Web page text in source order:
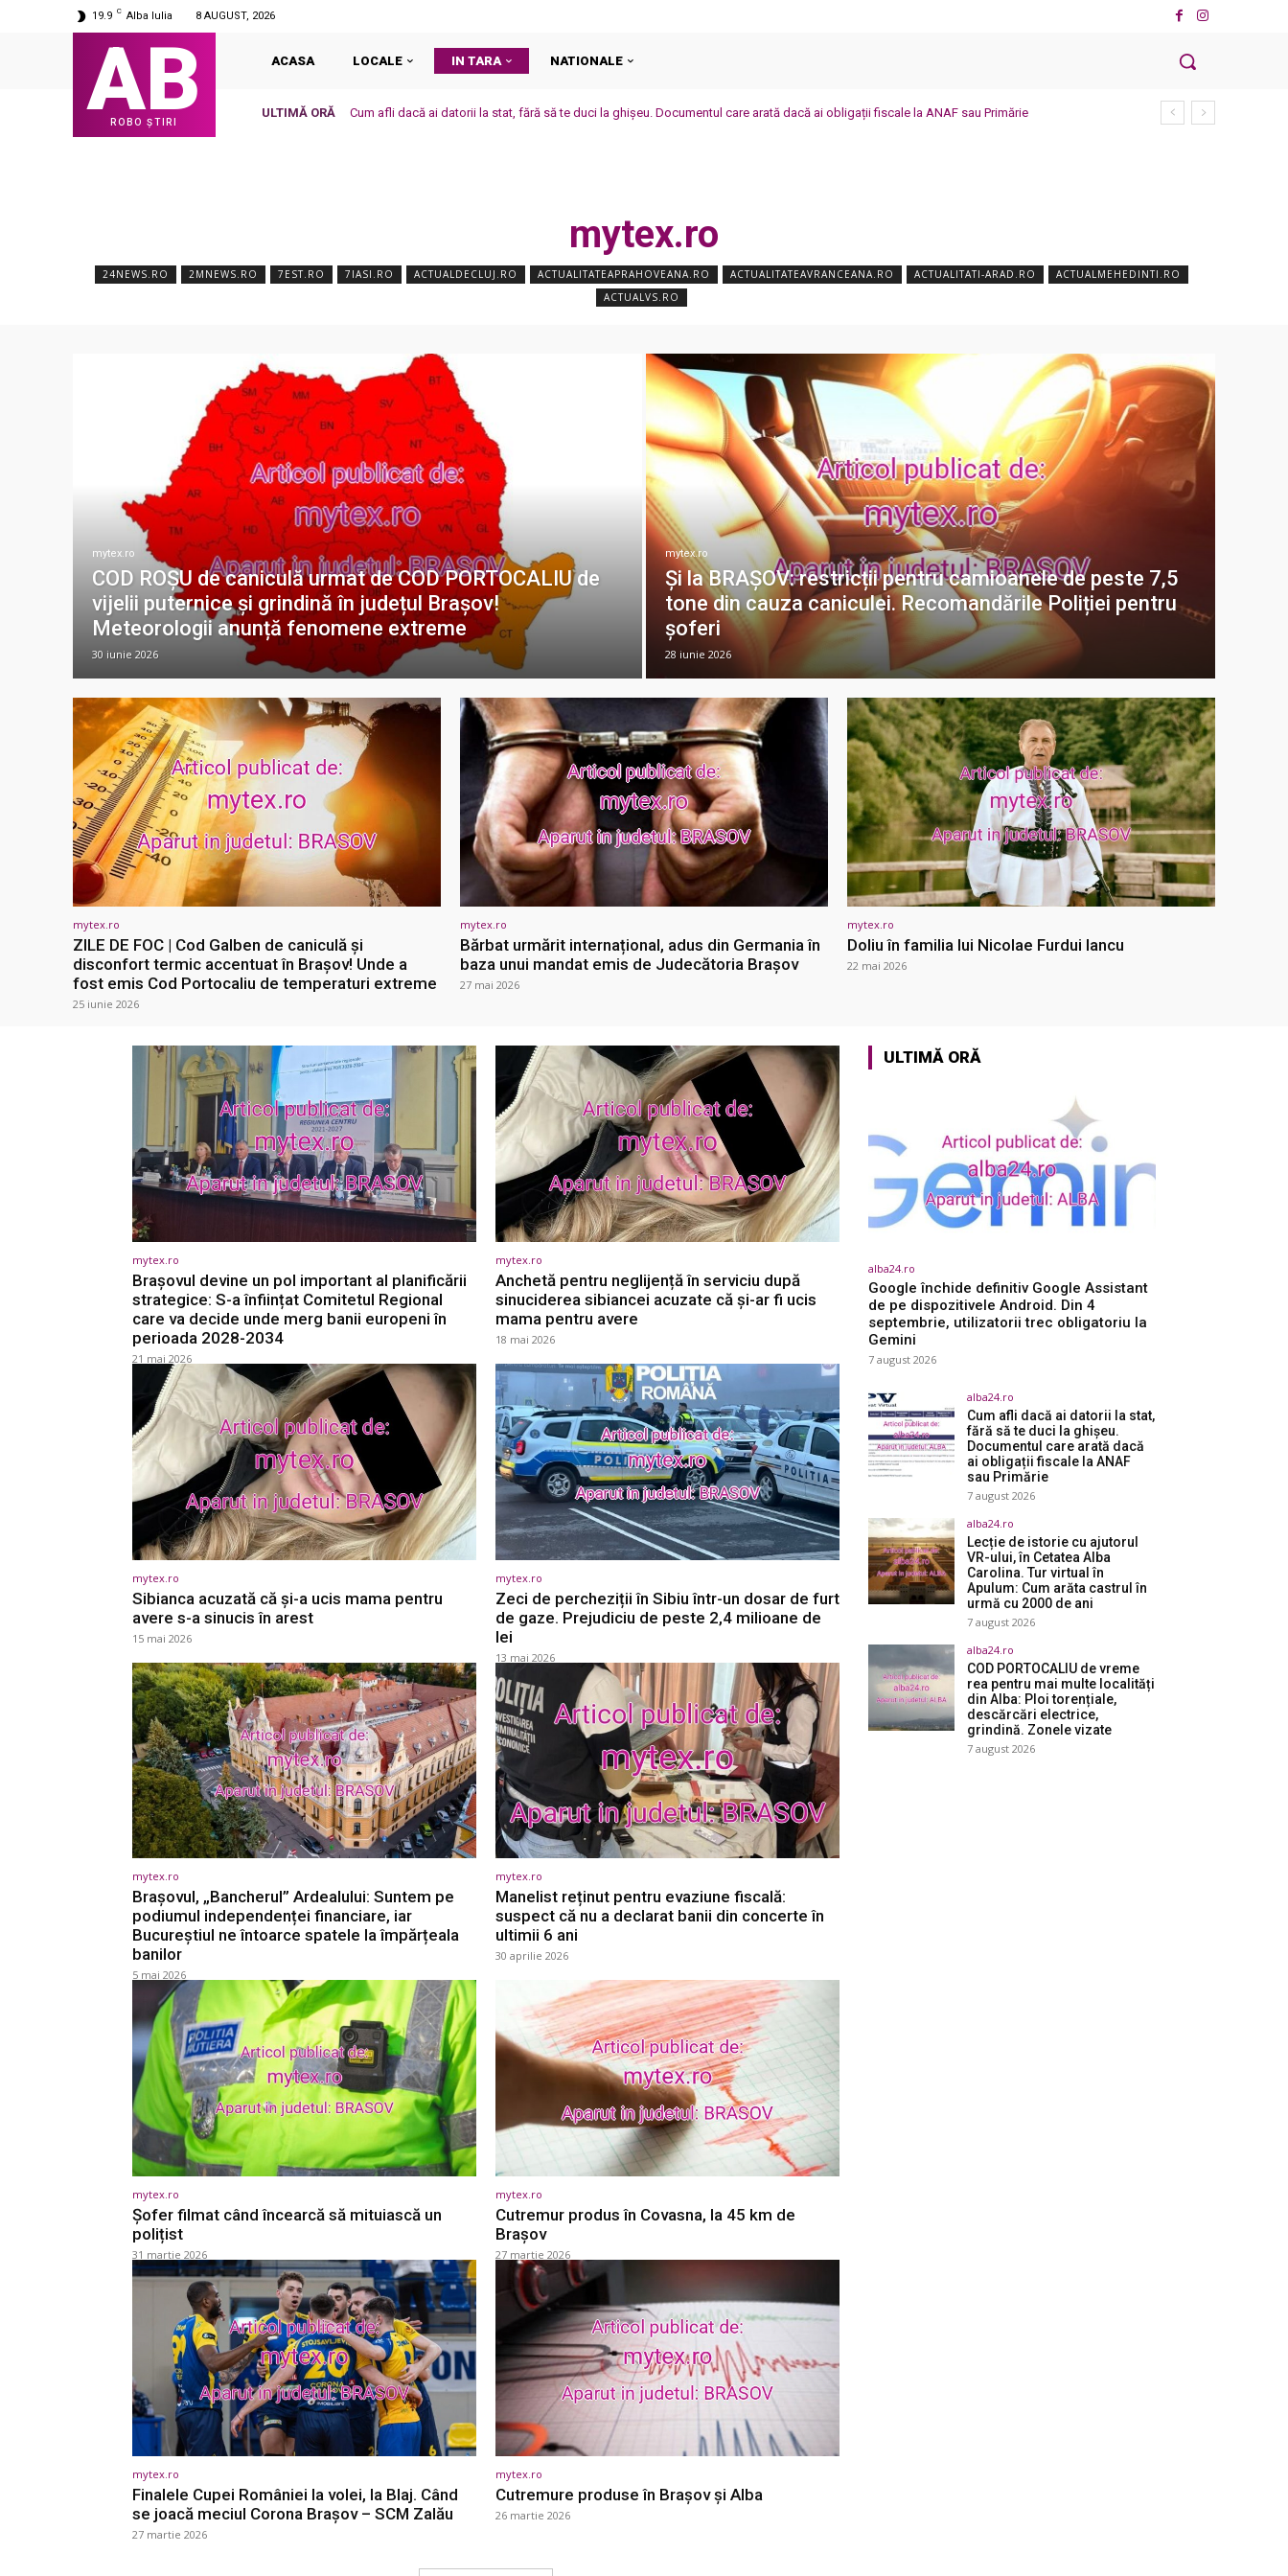
19.9 C Alba Iulia 8 AUGUST, 2026
AB
ROBO ȘTIRI
ACASA LOCALE IN TARA NATIONALE
ULTIMĂ ORĂ Cum afli dacă ai datorii la stat, fără să te duci la ghișeu. Documentul care arată dacă ai obligații fiscale la ANAF sau Primărie
mytex.ro
24NEWS.RO 2MNEWS.RO 7EST.RO 7IASI.RO ACTUALDECLUJ.RO ACTUALITATEAPRAHOVEANA.RO ACTUALITATEAVRANCEANA.RO ACTUALITATI-ARAD.RO
ACTUALMEHEDINTI.RO
ACTUALVS.RO
mytex.ro
COD ROȘU de caniculă urmat de COD PORTOCALIU de
vijelii puternice și grindină în județul Brașov!
Meteorologii anunță fenomene extreme
30 iunie 2026
mytex.ro
Și la BRAȘOV: restricții pentru camioanele de peste 7,5
tone din cauza caniculei. Recomandările Poliției pentru
șoferi
28 iunie 2026
mytex.ro
ZILE DE FOC | Cod Galben de caniculă și
disconfort termic accentuat în Brașov! Unde a
fost emis Cod Portocaliu de temperaturi extreme
25 iunie 2026
mytex.ro
Bărbat urmărit internațional, adus din Germania în
baza unui mandat emis de Judecătoria Brașov
27 mai 2026
mytex.ro
Doliu în familia lui Nicolae Furdui Iancu
22 mai 2026
mytex.ro
Brașovul devine un pol important al planificării
strategice: S-a înființat Comitetul Regional
care va decide unde merg banii europeni în
perioada 2028-2034
21 mai 2026
mytex.ro
Anchetă pentru neglijență în serviciu după
sinuciderea sibiancei acuzate că și-ar fi ucis
mama pentru avere
18 mai 2026
mytex.ro
Sibianca acuzată că și-a ucis mama pentru
avere s-a sinucis în arest
15 mai 2026
mytex.ro
Zeci de percheziții în Sibiu într-un dosar de furt
de gaze. Prejudiciu de peste 2,4 milioane de
lei
13 mai 2026
mytex.ro
Brașovul, „Bancherul” Ardealului: Suntem pe
podiumul independenței financiare, iar
Bucureștiul ne întoarce spatele la împărțeala
banilor
5 mai 2026
mytex.ro
Manelist reținut pentru evaziune fiscală:
suspect că nu a declarat banii din concerte în
ultimii 6 ani
30 aprilie 2026
mytex.ro
Șofer filmat când încearcă să mituiască un
polițist
31 martie 2026
mytex.ro
Cutremur produs în Covasna, la 45 km de
Brașov
27 martie 2026
mytex.ro
Finalele Cupei României la volei, la Blaj. Când
se joacă meciul Corona Braşov – SCM Zalău
27 martie 2026
mytex.ro
Cutremure produse în Brașov și Alba
26 martie 2026
ULTIMĂ ORĂ
alba24.ro
Google închide definitiv Google Assistant
de pe dispozitivele Android. Din 4
septembrie, utilizatorii trec obligatoriu la
Gemini
7 august 2026
alba24.ro
Cum afli dacă ai datorii la stat,
fără să te duci la ghișeu.
Documentul care arată dacă
ai obligații fiscale la ANAF
sau Primărie
7 august 2026
alba24.ro
Lecție de istorie cu ajutorul
VR-ului, în Cetatea Alba
Carolina. Tur virtual în
Apulum: Cum arăta castrul în
urmă cu 2000 de ani
7 august 2026
alba24.ro
COD PORTOCALIU de vreme
rea pentru mai multe localități
din Alba: Ploi torențiale,
descărcări electrice,
grindină. Zonele vizate
7 august 2026